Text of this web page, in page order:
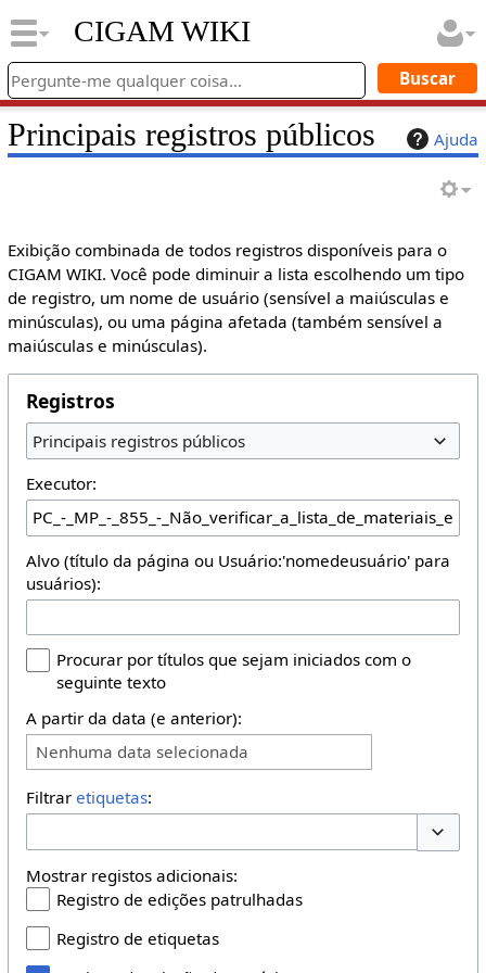
CIGAM WIKI
Ajuda
Principais registros públicos
Exibição combinada de todos registros disponíveis para o
CIGAM WIKI. Você pode diminuir a lista escolhendo um tipo
de registro, um nome de usuário (sensível a maiúsculas e
minúsculas), ou uma página afetada (também sensível a
maiúsculas e minúsculas).
Registros
Principais registros públicos
Executor:
Alvo (título da página ou Usuário:'nomedeusuário' para
usuários):
Procurar por títulos que sejam iniciados com o
seguinte texto
A partir da data (e anterior):
Nenhuma data selecionada
Filtrar etiquetas:
Mostrar registos adicionais:
Registro de edições patrulhadas
Registro de etiquetas